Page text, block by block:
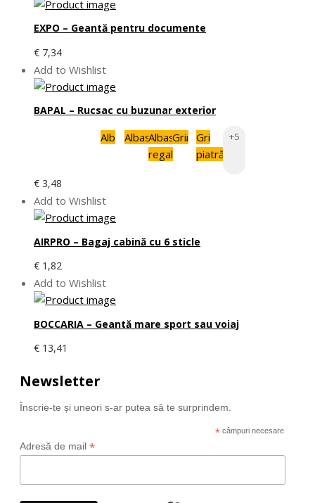
EXPO – Geantă pentru documente
€ 7,34
Add to Wishlist
BAPAL – Rucsac cu buzunar exterior
Alb AlbastruAlbastru
regal
Gri
Gri
piatră
+5
€ 3,48
Add to Wishlist
AIRPRO – Bagaj cabină cu 6 sticle
€ 1,82
Add to Wishlist
BOCCARIA – Geantă mare sport sau voiaj
€ 13,41
Newsletter
Înscrie-te și uneori s-ar putea să te surprindem.
* câmpuri necesare
Adresă de mail *